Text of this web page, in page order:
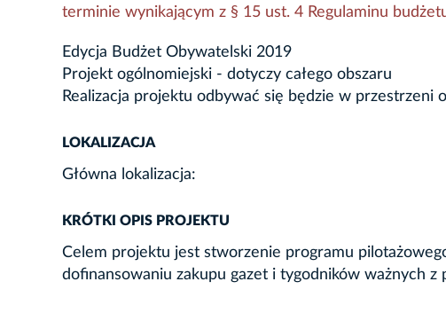
terminie wynikającym z § 15 ust. 4 Regulaminu
Edycja Budżet Obywatelski 2019
Projekt ogólnomiejski - dotyczy całego obszaru
Realizacja projektu odbywać się będzie w przestrzeni
LOKALIZACJA
Główna lokalizacja:
KRÓTKI OPIS PROJEKTU
Celem projektu jest stworzenie programu
dofinansowaniu zakupu gazet i tygodników ważnych